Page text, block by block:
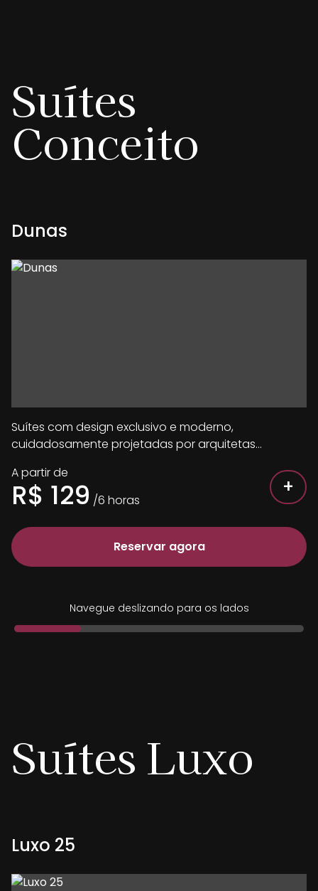
Suítes
Conceito
Dunas
Suítes com design exclusivo e moderno,
cuidadosamente projetadas por arquitetas
conforto e sofisticação.
A partir de
R$ 129 /6 horas
+
Reservar agora
Navegue deslizando para os lados
Suítes Luxo
Luxo 25